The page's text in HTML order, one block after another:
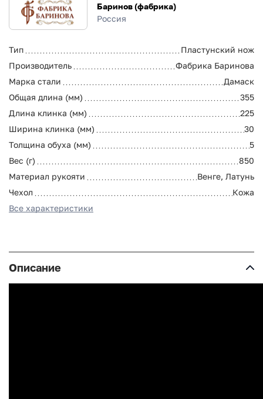
Баринов (фабрика)
Россия
Тип
Пластунский нож
Производитель
Фабрика Баринова
Марка стали
Дамаск
Общая длина (мм)
355
Длина клинка (мм)
225
Ширина клинка (мм)
30
Толщина обуха (мм)
5
Вес (г)
850
Материал рукояти
Венге, Латунь
Чехол
Кожа
Все характеристики
Описание